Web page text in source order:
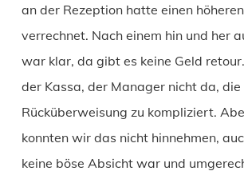
an der Rezeption hatte einen
verrechnet. Nach einem hin und her
war klar, da gibt es keine Geld
der Kassa, der Manager nicht da, die
Rücküberweisung zu kompliziert.
konnten wir das nicht hinnehmen,
keine böse Absicht war und